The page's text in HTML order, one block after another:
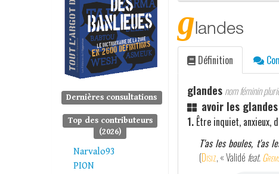
Dernières consultations
Top des contributeurs
(2026)
Narvalo93
PION
glandes
Définition
glandes nom féminin
avoir les glandes
1. Être inquiet, anxieux,
T'as les boules, t'as
(Disiz, « Validé feat.